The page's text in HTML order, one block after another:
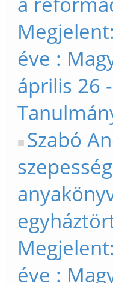
éve :
április 26
Szabó
éve :